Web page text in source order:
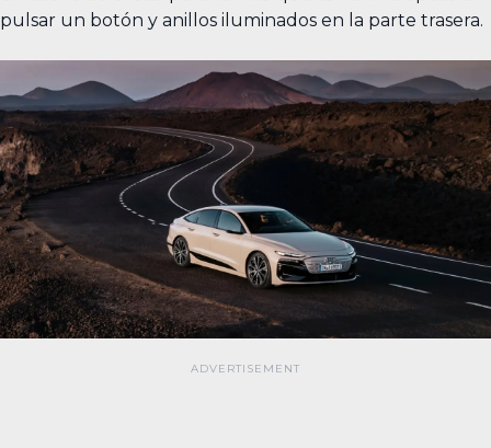
pulsar un botón y anillos iluminados en la parte trasera.